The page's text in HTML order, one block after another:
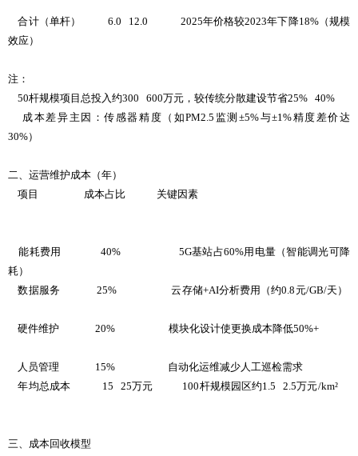
合计（单杆） 6.0 12.0 2025年价格较2023年下降18%（规模
效应）
注：
50杆规模项目总投入约300 600万元，较传统分散建设节省25% 40%
成本差异主因：传感器精度（如PM2.5监测±5%与±1%精度差价达
30%）
二、运营维护成本（年）
项目 成本占比 关键因素
能耗费用 40% 5G基站占60%用电量（智能调光可降
耗）
数据服务 25% 云存储+AI分析费用（约0.8元/GB/天）
硬件维护 20% 模块化设计使更换成本降低50%+
人员管理 15% 自动化运维减少人工巡检需求
年均总成本 15 25万元 100杆规模园区约1.5 2.5万元/km²
三、成本回收模型